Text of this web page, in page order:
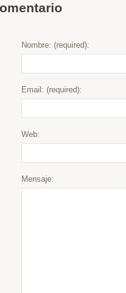
Nombre: (required):
Email: (required):
Web:
Mensaje: